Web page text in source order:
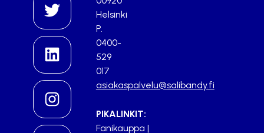
Helsinki
P.
0400-
529
017
asiakaspalvelu@salibandy.fi
PIKALINKIT:
Fanikauppa |